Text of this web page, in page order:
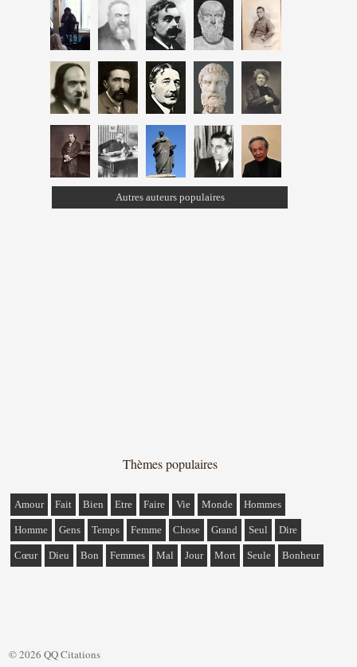
Autres auteurs populaires
Thèmes populaires
Amour Fait Bien Etre Faire Vie Monde Hommes
Homme Gens Temps Femme Chose Grand Seul Dire
Cœur Dieu Bon Femmes Mal Jour Mort Seule Bonheur
© 2026 QQ Citations